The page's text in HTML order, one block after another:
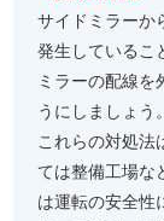
サイドミラーか
発生しているこ
ミラーの配線を
うにしましょう。
これらの対処法
ては整備工場な
は運転の安全性